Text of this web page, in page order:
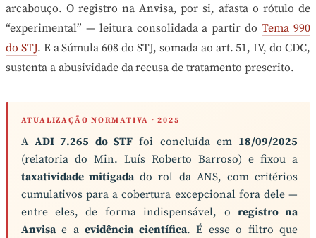
arcabouço. O registro na Anvisa, por si, afasta o rótulo de
“experimental” — leitura consolidada a partir doTema 990
do STJ. E a Súmula 608 do STJ, somada ao art. 51, IV, do CDC,
sustenta a abusividade da recusa de tratamento prescrito.
ATUALIZAÇÃO NORMATIVA · 2025
A ADI 7.265 do STF foi concluída em 18/09/2025
(relatoria do Min. Luís Roberto Barroso) e fixou a
taxatividade mitigadado rol da ANS, com critérios
cumulativos para a cobertura excepcional fora dele —
entre eles, de forma indispensável, oregistro na
Anvisae aevidência científica. É esse o filtro que